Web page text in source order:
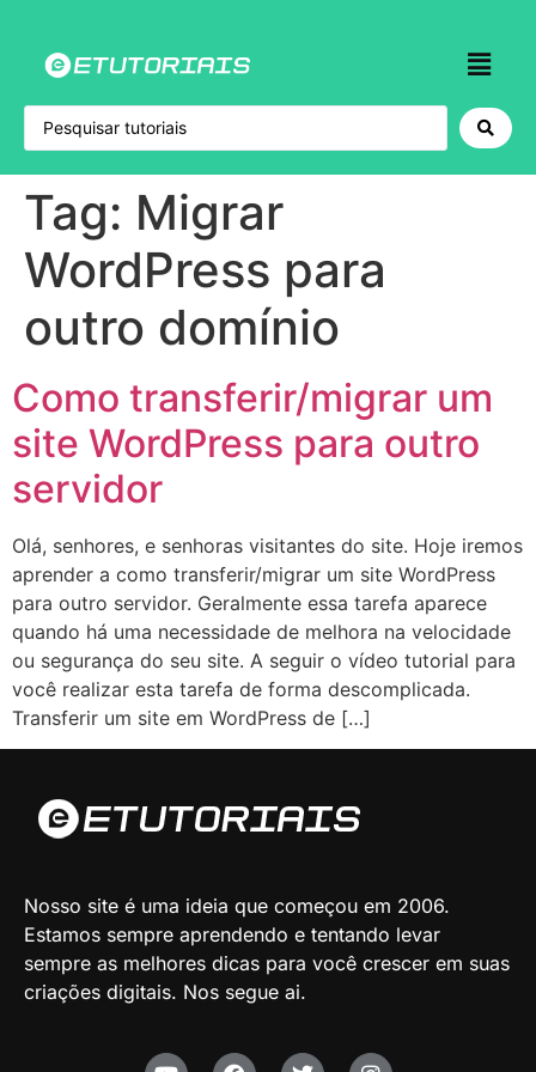
Tag: Migrar
WordPress para
outro domínio
Como transferir/migrar um
site WordPress para outro
servidor
Olá, senhores, e senhoras visitantes do site. Hoje iremos
aprender a como transferir/migrar um site WordPress
para outro servidor. Geralmente essa tarefa aparece
quando há uma necessidade de melhora na velocidade
ou segurança do seu site. A seguir o vídeo tutorial para
você realizar esta tarefa de forma descomplicada.
Transferir um site em WordPress de […]
Nosso site é uma ideia que começou em 2006.
Estamos sempre aprendendo e tentando levar
sempre as melhores dicas para você crescer em suas
criações digitais. Nos segue ai.